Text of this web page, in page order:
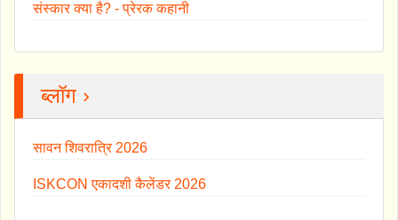
संस्कार क्या है? - प्रेरक कहानी
ब्लॉग ›
सावन शिवरात्रि 2026
ISKCON एकादशी कैलेंडर 2026